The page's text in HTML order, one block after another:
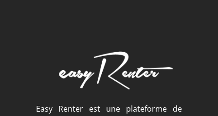
Easy Renter est une plateforme de